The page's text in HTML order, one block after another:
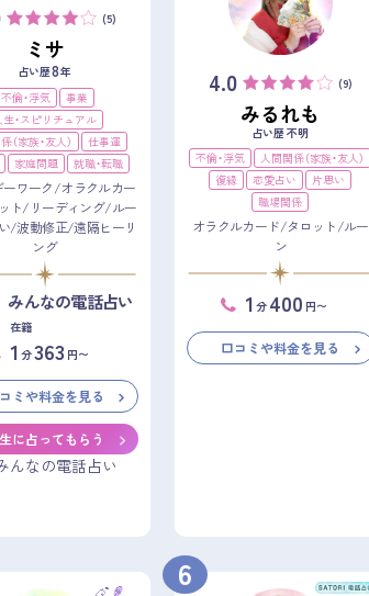
(5)
ミサ
占い歴8年
不倫・浮気
事業
生・スピリチュアル
（家族・友人）
仕事運
家庭問題 就職・転職
ーワーク/オラクルカー
ト/リーディング/ルー
/波動修正/遠隔ヒーリ
ング
みんなの電話占い
在籍
1 分363 円〜
ミや料金を見る
に占ってもらう
んなの電話占い
4.0 (9)
みるれも
占い歴 不明
不倫・浮気
人間関係（家族・友人）
復縁
恋愛占い
片思い
職場関係
オラクルカード/タロット/ルー
ン
1 分 400 円〜
口コミや料金を見る
6